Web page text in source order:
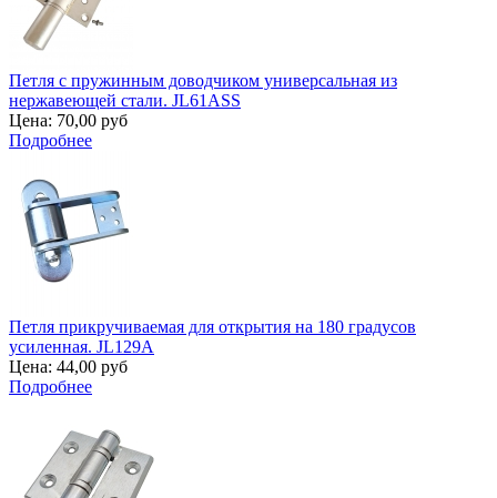
Петля с пружинным доводчиком универсальная из
нержавеющей стали. JL61ASS
Цена: 70,00 руб
Подробнее
Петля прикручиваемая для открытия на 180 градусов
усиленная. JL129A
Цена: 44,00 руб
Подробнее